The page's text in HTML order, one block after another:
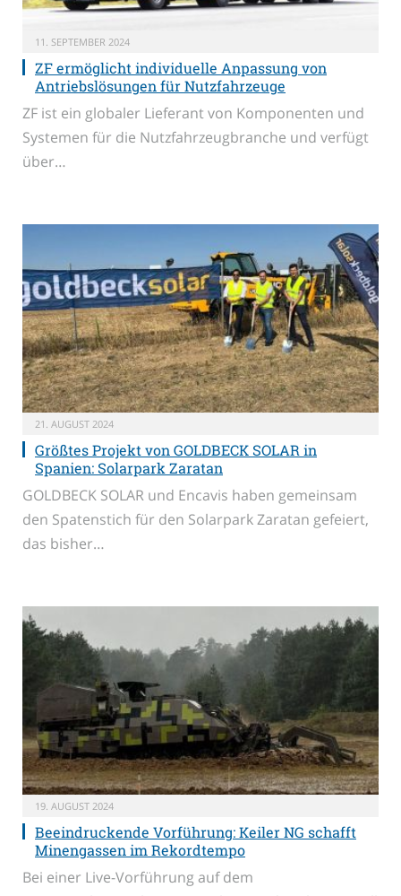
11. SEPTEMBER 2024
ZF ermöglicht individuelle Anpassung von
Antriebslösungen für Nutzfahrzeuge
ZF ist ein globaler Lieferant von Komponenten und
Systemen für die Nutzfahrzeugbranche und verfügt
über…
21. AUGUST 2024
Größtes Projekt von GOLDBECK SOLAR in
Spanien: Solarpark Zaratan
GOLDBECK SOLAR und Encavis haben gemeinsam
den Spatenstich für den Solarpark Zaratan gefeiert,
das bisher…
19. AUGUST 2024
Beeindruckende Vorführung: Keiler NG schafft
Minengassen im Rekordtempo
Bei einer Live-Vorführung auf dem